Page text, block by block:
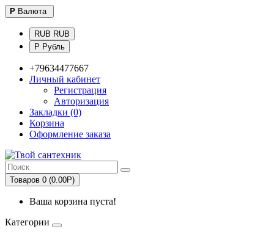
Р Валюта
RUB RUB
Р Рубль
+79634477667
Личный кабинет
Регистрация
Авторизация
Закладки (0)
Корзина
Оформление заказа
Товаров 0 (0.00Р)
Ваша корзина пуста!
Категории